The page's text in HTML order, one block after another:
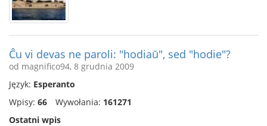
Ĉu vi devas ne paroli: "hodiaŭ", sed "hodie"?
od magnifico94, 8 grudnia 2009
Język: Esperanto
Wpisy: 66 Wywołania: 161271
Ostatni wpis